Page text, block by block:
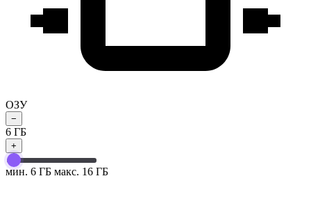
ОЗУ
−
6 ГБ
+
мин. 6 ГБ макс. 16 ГБ